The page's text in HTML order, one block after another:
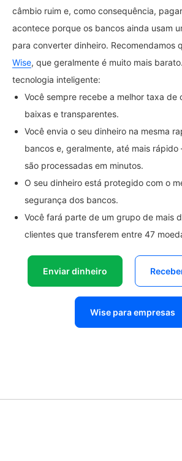
câmbio ruim e, como consequência,
acontece porque os bancos ainda usam
para converter dinheiro. Recomendamos
Wise, que geralmente é muito mais
tecnologia inteligente:
Você sempre recebe a melhor taxa de
baixas e transparentes.
Você envia o seu dinheiro na mesma
bancos e, geralmente, até mais rápido
são processadas em minutos.
O seu dinheiro está protegido com o
segurança dos bancos.
Você fará parte de um grupo de mais
clientes que transferem entre 47
Enviar dinheiro
Wise para empresas